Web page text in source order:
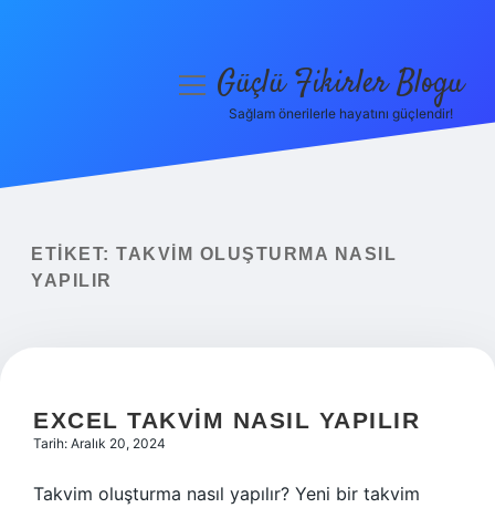
Yasal Uyarı
menüyüGüçlü Fikirler Blogu
Sağlam önerilerle hayatını güçlendir!
ETIKET: TAKVIM OLUŞTURMA NASIL
YAPILIR
EXCEL TAKVIM NASIL YAPILIR
Tarih: Aralık 20, 2024
Takvim oluşturma nasıl yapılır? Yeni bir takvim